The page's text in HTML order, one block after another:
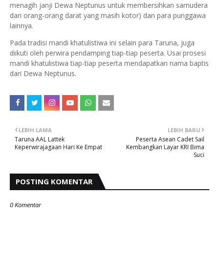
menagih janji Dewa Neptunus untuk membersihkan samudera
dari orang-orang darat yang masih kotor) dan para punggawa
lainnya.
Pada tradisi mandi khatulistiwa ini selain para Taruna, juga
diikuti oleh perwira pendamping tiap-tiap peserta. Usai prosesi
mandi khatulistiwa tiap-tiap peserta mendapatkan nama baptis
dari Dewa Neptunus.
LEBIH BARU
Peserta Asean Cadet Sail
Kembangkan Layar KRI Bima
Suci
LEBIH LAMA
Taruna AAL Lattek
Keperwirajagaan Hari Ke Empat
POSTING KOMENTAR
0 Komentar